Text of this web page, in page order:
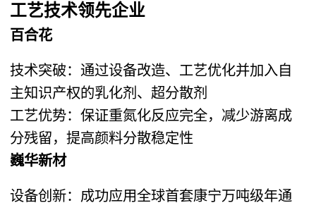
工艺技术领先企业
百合花
技术突破：通过设备改造、工艺优化并加入自
主知识产权的乳化剂、超分散剂
工艺优势：保证重氮化反应完全，减少游离成
分残留，提高颜料分散稳定性
巍华新材​
设备创新：成功应用全球首套康宁万吨级年通